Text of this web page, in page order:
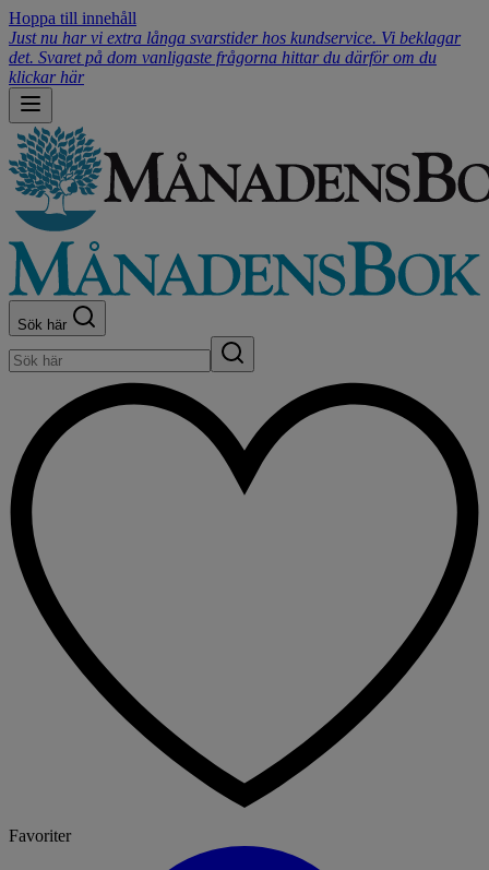
Hoppa till innehåll
Just nu har vi extra långa svarstider hos kundservice. Vi beklagar
det. Svaret på dom vanligaste frågorna hittar du därför om du
klickar här
Sök här
Favoriter